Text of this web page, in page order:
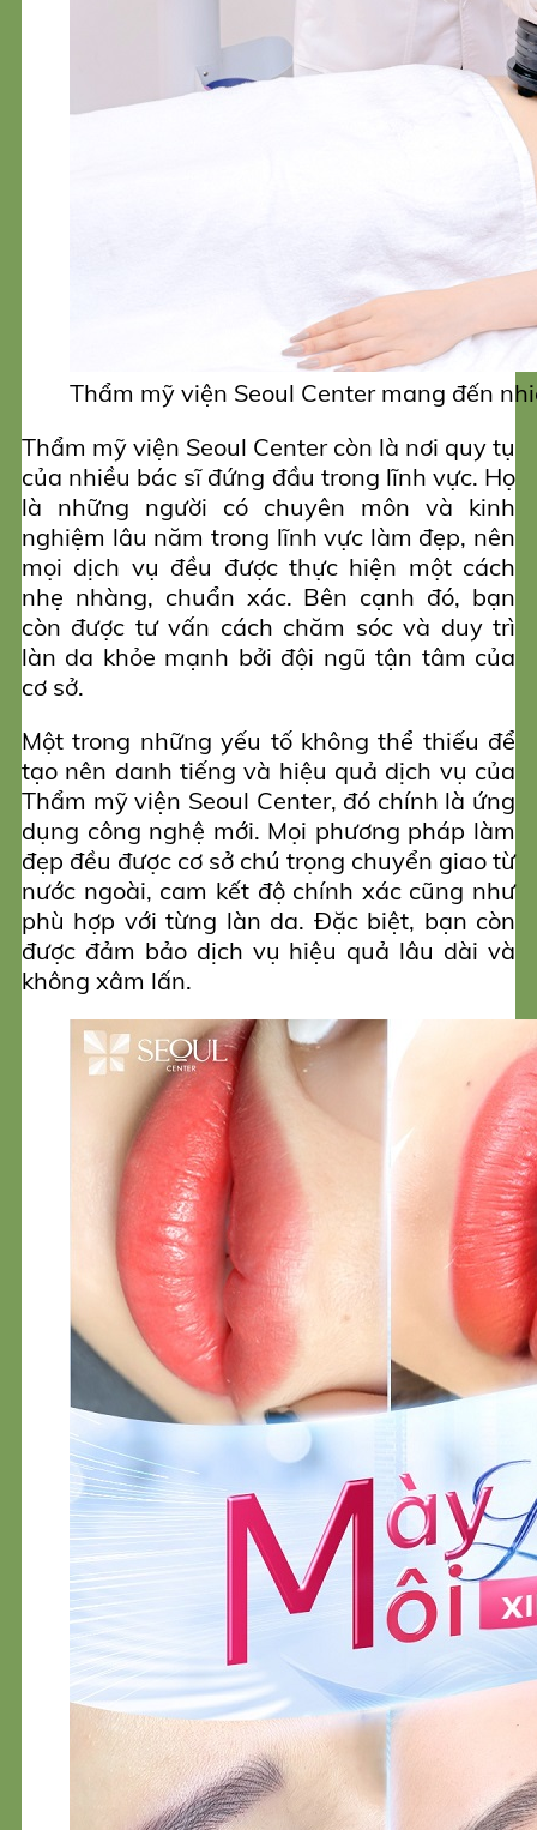
Thẩm mỹ viện Seoul Center mang đến
Thẩm mỹ viện Seoul Center còn là nơi quy tụ
của nhiều bác sĩ đứng đầu trong lĩnh vực. Họ
là những người có chuyên môn và kinh
nghiệm lâu năm trong lĩnh vực làm đẹp, nên
mọi dịch vụ đều được thực hiện một cách
nhẹ nhàng, chuẩn xác. Bên cạnh đó, bạn
còn được tư vấn cách chăm sóc và duy trì
làn da khỏe mạnh bởi đội ngũ tận tâm của
cơ sở.
Một trong những yếu tố không thể thiếu để
tạo nên danh tiếng và hiệu quả dịch vụ của
Thẩm mỹ viện Seoul Center, đó chính là ứng
dụng công nghệ mới. Mọi phương pháp làm
đẹp đều được cơ sở chú trọng chuyển giao từ
nước ngoài, cam kết độ chính xác cũng như
phù hợp với từng làn da. Đặc biệt, bạn còn
được đảm bảo dịch vụ hiệu quả lâu dài và
không xâm lấn.